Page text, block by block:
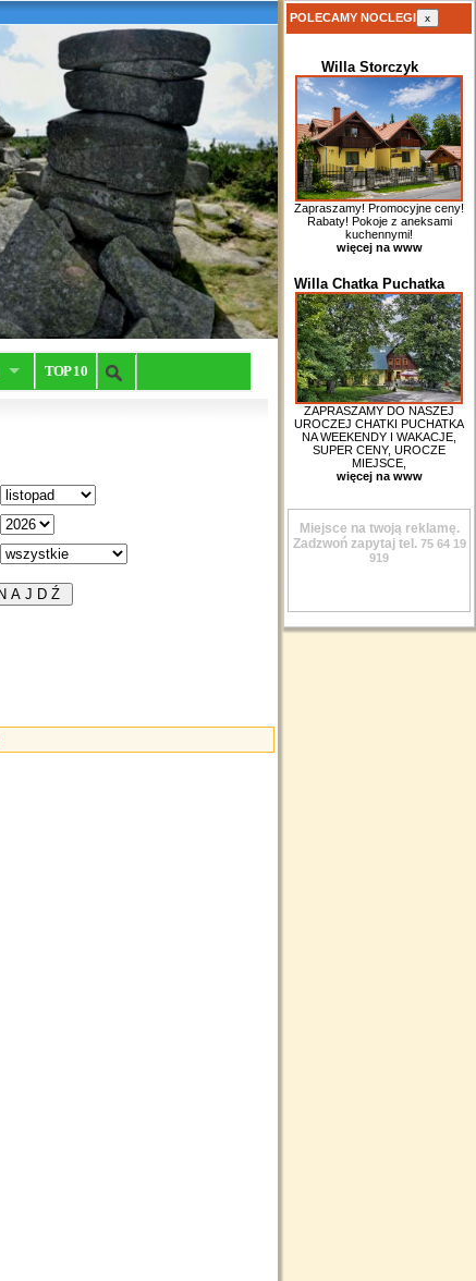
TOP 10
POLECAMY NOCLEGI x
Willa Storczyk
Zapraszamy! Promocyjne ceny!
Rabaty! Pokoje z aneksami
kuchennymi!
więcej na www
Willa Chatka Puchatka
ZAPRASZAMY DO NASZEJ
UROCZEJ CHATKI PUCHATKA
NA WEEKENDY I WAKACJE,
SUPER CENY, UROCZE
MIEJSCE,
więcej na www
Miejsce na twoją reklamę.
Zadzwoń zapytaj tel. 75 64 19
919